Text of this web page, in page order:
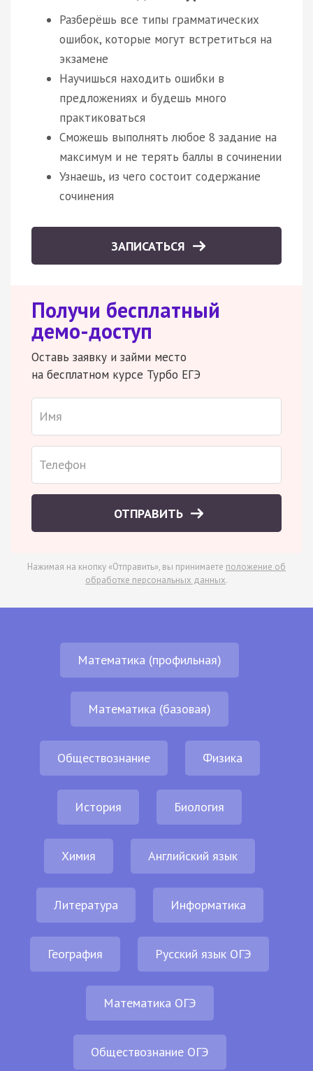
Разберёшь все типы грамматических
ошибок, которые могут встретиться на
экзамене
Научишься находить ошибки в
предложениях и будешь много
практиковаться
Сможешь выполнять любое 8 задание на
максимум и не терять баллы в сочинении
Узнаешь, из чего состоит содержание
сочинения
ЗАПИСАТЬСЯ
Получи бесплатный
демо-доступ
Оставь заявку и займи место
на бесплатном курсе Турбо ЕГЭ
ОТПРАВИТЬ
Нажимая на кнопку «Отправить», вы принимаете положение об
обработке персональных данных.
Математика (профильная)
Математика (базовая)
Обществознание Физика
История Биология
Химия Английский язык
Литература Информатика
География Русский язык ОГЭ
Математика ОГЭ
Обществознание ОГЭ